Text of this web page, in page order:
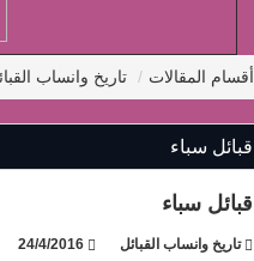
أقسام المقالات تاريخ وانساب
قبائل سباء
قبائل سباء
تاريخ وانساب القبائل